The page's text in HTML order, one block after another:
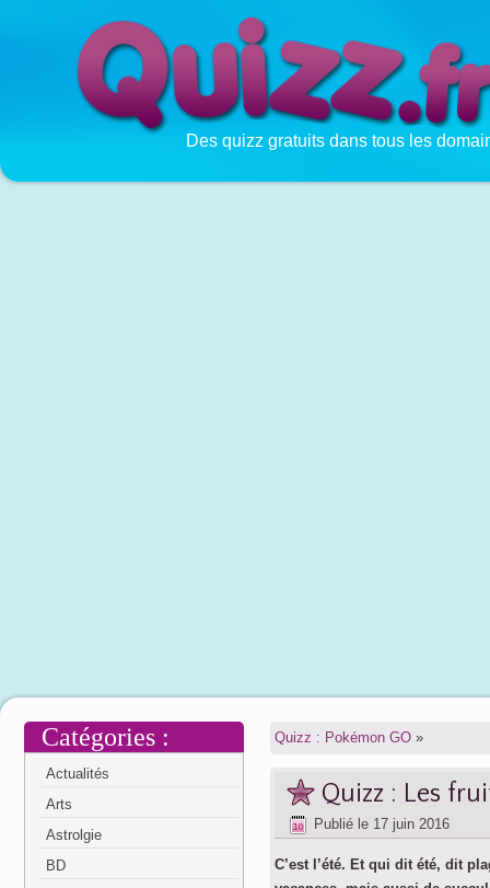
Des quizz gratuits dans tous les
Catégories :
Actualités
Arts
Astrolgie
BD
Quizz : Pokémon GO »
Quizz : Les
Publié le 17 juin 2016
C’est l’été. Et qui dit été, dit